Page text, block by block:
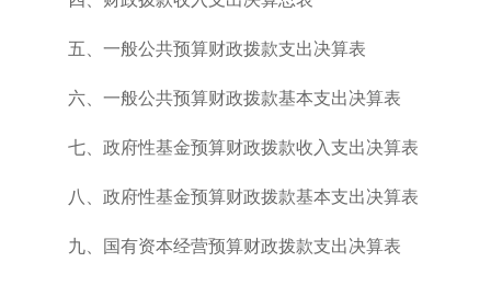
五、一般公共预算财政拨款支出决算表
六、一般公共预算财政拨款基本支出决算表
七、政府性基金预算财政拨款收入支出决算表
八、政府性基金预算财政拨款基本支出决算表
九、国有资本经营预算财政拨款支出决算表